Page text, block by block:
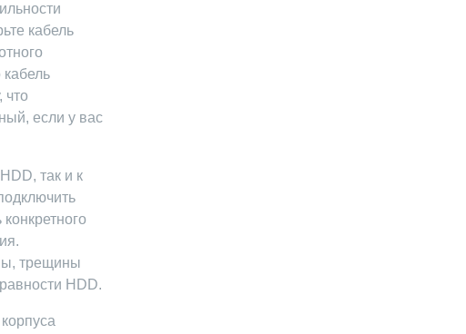
кабель
кабель
что
если у вас
так и к
трещины
HDD.